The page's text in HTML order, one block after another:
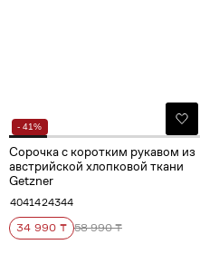
- 41%
Сорочка с коротким рукавом из
австрийской хлопковой ткани
Getzner
4041424344
34 990 ₸ 58 990 ₸